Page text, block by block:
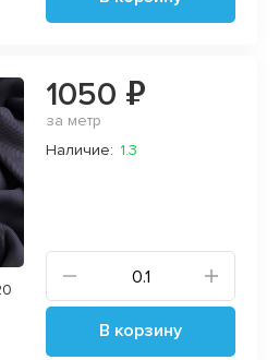
1050 ₽
за метр
Наличие: 1.3
В корзину